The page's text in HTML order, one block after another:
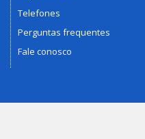
Telefones
Perguntas frequentes
Fale conosco